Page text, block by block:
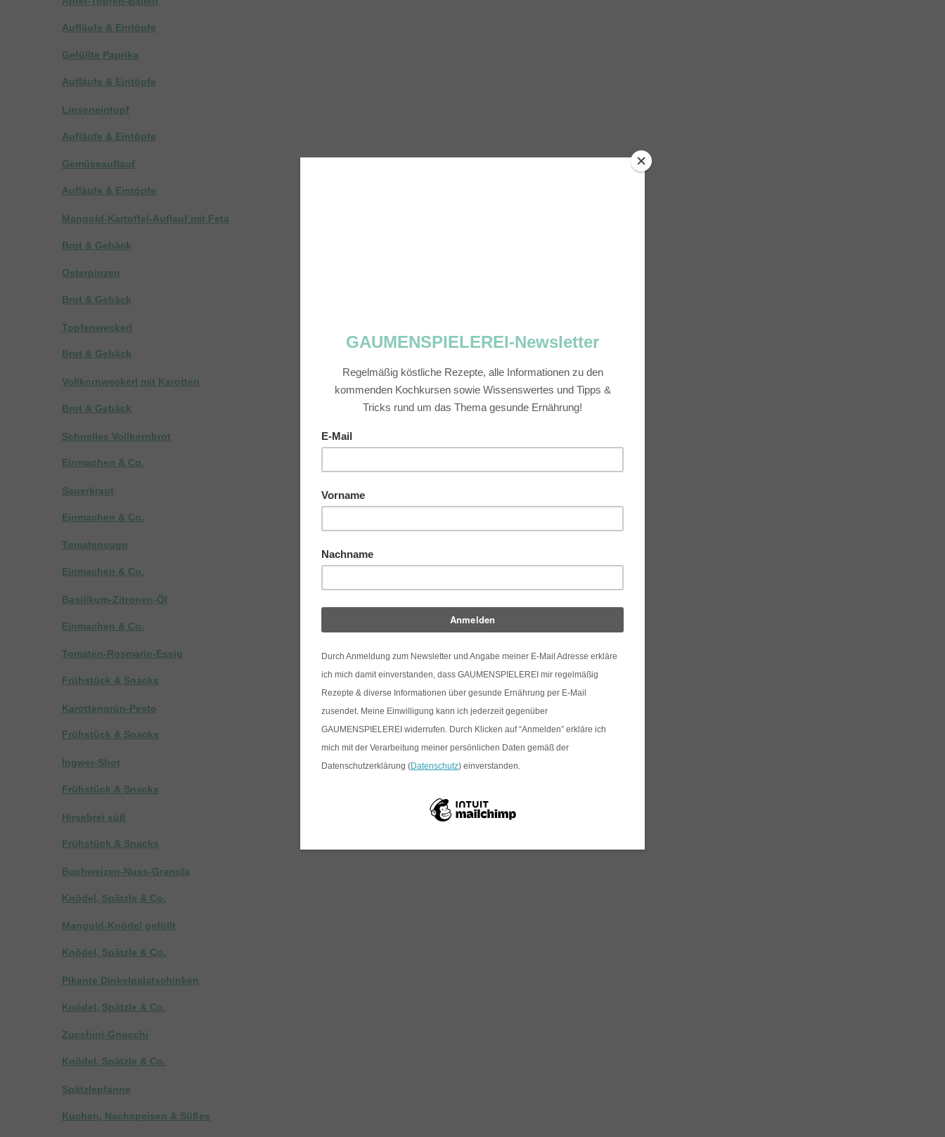
Aufläufe & Eintöpfe
Gefüllte Paprika
Aufläufe & Eintöpfe
Linseneintopf
Aufläufe & Eintöpfe
Gemüseauflauf
Aufläufe & Eintöpfe
Mangold-Kartoffel-Auflauf mit Feta
Brot & Gebäck
Osterpinzen
Brot & Gebäck
Topfenweckerl
Brot & Gebäck
Vollkornweckerl mit Karotten
Brot & Gebäck
Schnelles Vollkornbrot
Einmachen & Co.
Sauerkraut
Einmachen & Co.
Tomatensugo
Einmachen & Co.
Basilikum-Zitronen-Öl
Einmachen & Co.
Tomaten-Rosmarin-Essig
Frühstück & Snacks
Karottengrün-Pesto
Frühstück & Snacks
Ingwer-Shot
Frühstück & Snacks
Hirsebrei süß
Frühstück & Snacks
Buchweizen-Nuss-Granola
Knödel, Spätzle & Co.
Mangold-Knödel gefüllt
Knödel, Spätzle & Co.
Pikante Dinkelpalatschinken
Knödel, Spätzle & Co.
Zucchini-Gnocchi
Knödel, Spätzle & Co.
Spätzlepfanne
Kuchen, Nachspeisen & Süßes